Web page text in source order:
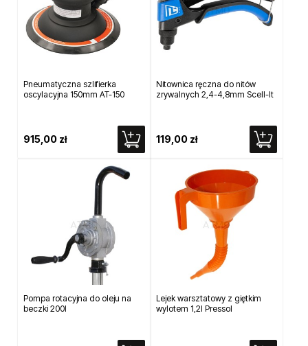
Pneumatyczna szlifierka
oscylacyjna 150mm AT-150
915,00 zł
Nitownica ręczna do nitów
zrywalnych 2,4-4,8mm Scell-It
119,00 zł
Pompa rotacyjna do oleju na
beczki 200l
Lejek warsztatowy z giętkim
wylotem 1,2l Pressol